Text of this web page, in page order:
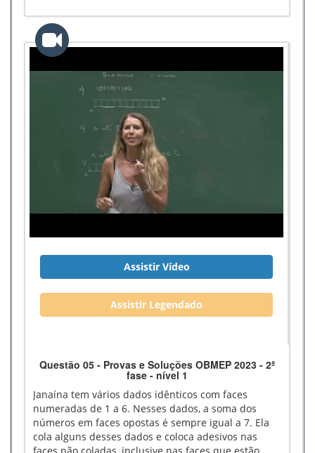
Assistir Vídeo
Assistir Legendado
Questão 05 - Provas e Soluções OBMEP 2023 - 2ª
fase - nível 1
Janaína tem vários dados idênticos com faces
numeradas de 1 a 6. Nesses dados, a soma dos
números em faces opostas é sempre igual a 7. Ela
cola alguns desses dados e coloca adesivos nas